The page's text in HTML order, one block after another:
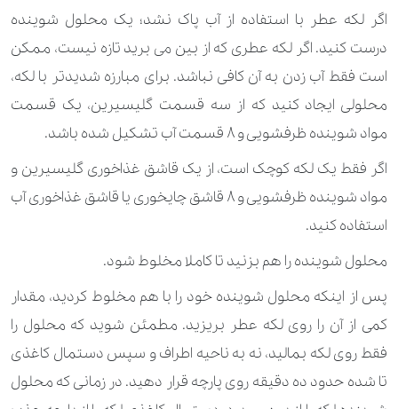
اگر لکه عطر با استفاده از آب پاک نشد؛ یک محلول شوینده
درست کنید. اگر لکه عطری که از بین می برید تازه نیست، ممکن
است فقط آب زدن به آن کافی نباشد. برای مبارزه شدیدتر با لکه،
محلولی ایجاد کنید که از سه قسمت گلیسیرین، یک قسمت
مواد شوینده ظرفشویی و 8 قسمت آب تشکیل شده باشد.
اگر فقط یک لکه کوچک است، از یک قاشق غذاخوری گلیسیرین و
مواد شوینده ظرفشویی و 8 قاشق چایخوری یا قاشق غذاخوری آب
استفاده کنید.
محلول شوینده را هم بزنید تا کاملا مخلوط شود.
پس از اینکه محلول شوینده خود را با هم مخلوط کردید، مقدار
کمی از آن را روی لکه عطر بریزید. مطمئن شوید که محلول را
فقط روی لکه بمالید، نه به ناحیه اطراف و سپس دستمال کاغذی
تا شده حدود ده دقیقه روی پارچه قرار دهید. در زمانی که محلول